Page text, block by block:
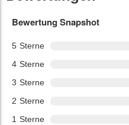
Bewertung Snapshot
5 Sterne
4 Sterne
3 Sterne
2 Sterne
1 Sterne